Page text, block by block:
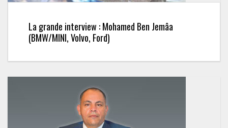
La grande interview : Mohamed Ben Jemâa
(BMW/MINI, Volvo, Ford)